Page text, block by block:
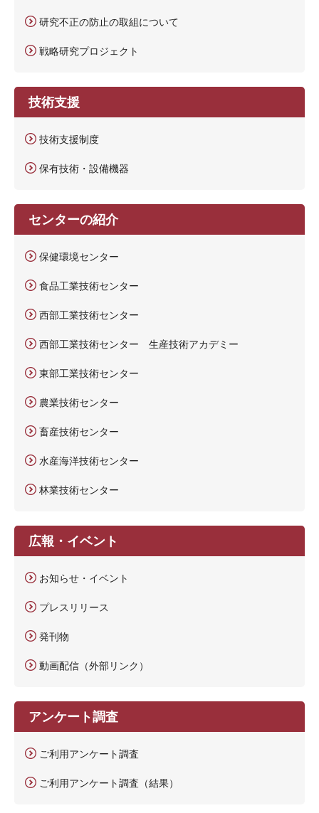
研究不正の防止の取組について
戦略研究プロジェクト
技術支援
技術支援制度
保有技術・設備機器
センターの紹介
保健環境センター
食品工業技術センター
西部工業技術センター
西部工業技術センター 生産技術アカデミー
東部工業技術センター
農業技術センター
畜産技術センター
水産海洋技術センター
林業技術センター
広報・イベント
お知らせ・イベント
プレスリリース
発刊物
動画配信（外部リンク）
アンケート調査
ご利用アンケート調査
ご利用アンケート調査（結果）